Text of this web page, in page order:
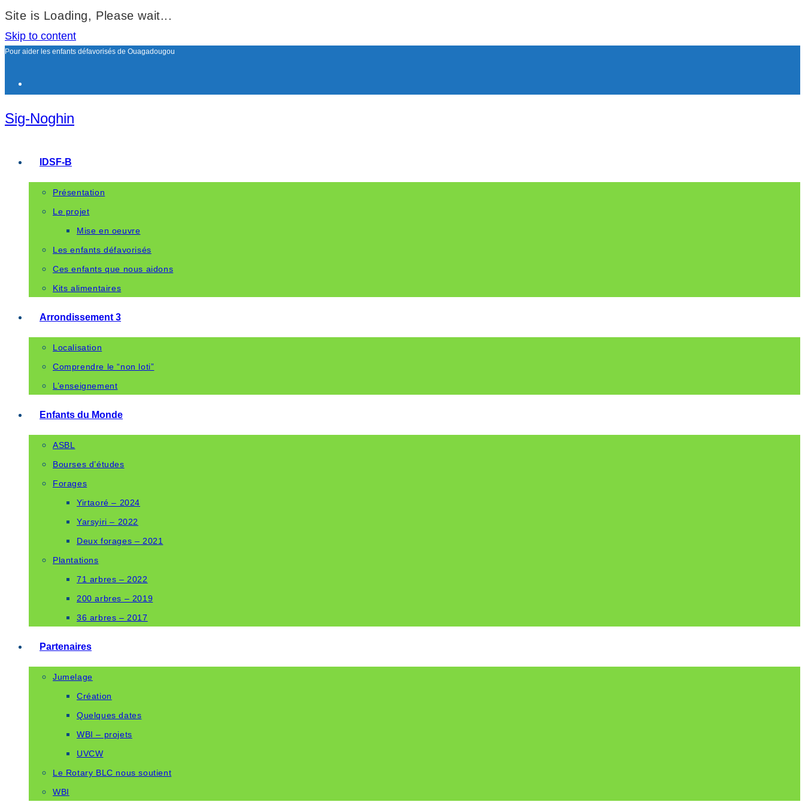
Site is Loading, Please wait...
Skip to content
Pour aider les enfants défavorisés de Ouagadougou
Sig-Noghin
IDSF-B
Présentation
Le projet
Mise en oeuvre
Les enfants défavorisés
Ces enfants que nous aidons
Kits alimentaires
Arrondissement 3
Localisation
Comprendre le “non loti”
L’enseignement
Enfants du Monde
ASBL
Bourses d’études
Forages
Yirtaoré – 2024
Yarsyiri – 2022
Deux forages – 2021
Plantations
71 arbres – 2022
200 arbres – 2019
36 arbres – 2017
Partenaires
Jumelage
Création
Quelques dates
WBI – projets
UVCW
Le Rotary BLC nous soutient
WBI